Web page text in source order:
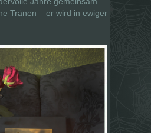
Tränen – er wird in ewiger